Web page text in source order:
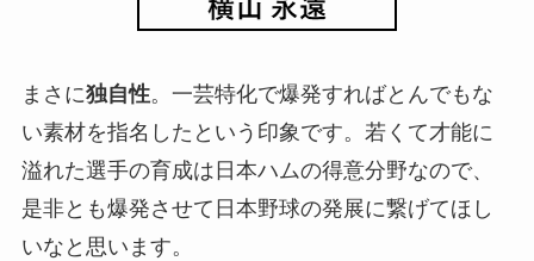
まさに独自性。一芸特化で爆発すればとんでもな
い素材を指名したという印象です。若くて才能に
溢れた選手の育成は日本ハムの得意分野なので、
是非とも爆発させて日本野球の発展に繋げてほし
いなと思います。